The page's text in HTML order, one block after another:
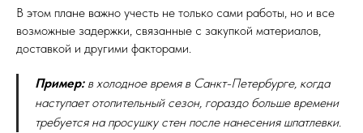
В этом плане важно учесть не только сами работы, но и все
возможные задержки, связанные с закупкой материалов,
доставкой и другими факторами.
Пример:в холодное время в Санкт-Петербурге, когда
наступает отопительный сезон, гораздо больше времени
требуется на просушку стен после нанесения шпатлевки.